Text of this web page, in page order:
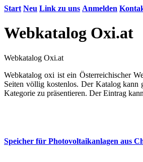
Start Neu Link zu uns Anmelden
Webkatalog Oxi.at
Webkatalog Oxi.at
Webkatalog oxi ist ein Österreichischer
Seiten völlig kostenlos. Der Katalog kann
Kategorie zu präsentieren. Der Eintrag
Speicher für Photovoltaikanlagen aus